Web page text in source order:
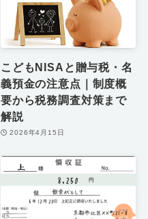
こどもNISAと贈与税・名
義預金の注意点｜制度概
要から税務調査対策まで
解説
2026年4月15日